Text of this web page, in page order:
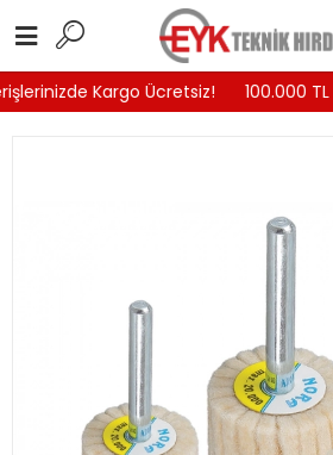
Kargo Ücretsiz! 100.000